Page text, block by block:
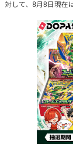
2026.2.5
2026.1.15
2026.1.5
2025.12.25
2025.12.15
2025.12.5
2025.11.25
2025.11.15
2025.11.5
2025.10.25
発売日初動
対して、8月8日現在